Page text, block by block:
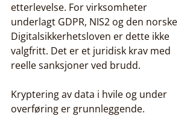
etterlevelse. For virksomheter
underlagt GDPR, NIS2 og den norske
Digitalsikkerhetsloven er dette ikke
valgfritt. Det er et juridisk krav med
reelle sanksjoner ved brudd.
Kryptering av data i hvile og under
overføring er grunnleggende.